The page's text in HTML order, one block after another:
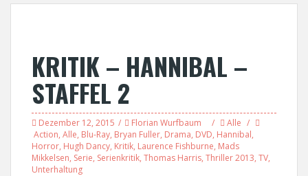
KRITIK – HANNIBAL –
STAFFEL 2
Dezember 12, 2015 Florian Wurfbaum
Alle
Action, Alle, Blu-Ray, Bryan Fuller, Drama, DVD, Hannibal,
Horror, Hugh Dancy, Kritik, Laurence Fishburne, Mads
Mikkelsen, Serie, Serienkritik, Thomas Harris, Thriller 2013, TV,
Unterhaltung